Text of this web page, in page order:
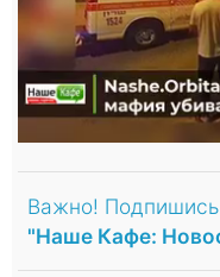
Важно!
"Наше Кафе: